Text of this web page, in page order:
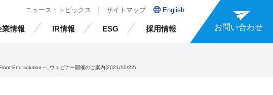
業情報 IR情報 ESG 採用情報
ニュース・トピックス サイトマップ English
お問い合わせ
End solution～_ウェビナー開催のご案内(2021/10/22)